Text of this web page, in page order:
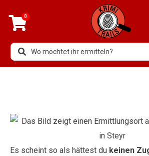
0
Es scheint so als hättest du keinen